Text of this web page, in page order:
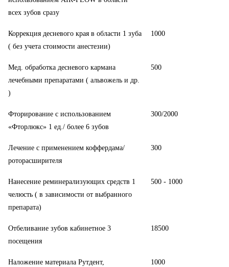
всех зубов сразу
Коррекция десневого края в области 1 зуба
( без учета стоимости анестезии)
1000
Мед. обработка десневого кармана
лечебными препаратами ( альвожель и др.
)
500
Фторирование с использованием
«Фторлюкс» 1 ед./ более 6 зубов
300/2000
Лечение с применением коффердама/
роторасширителя
300
Нанесение реминерализующих средств 1
челюсть ( в зависимости от выбранного
препарата)
500 - 1000
Отбеливание зубов кабинетное 3
посещения
18500
Наложение материала Рутдент,
1000